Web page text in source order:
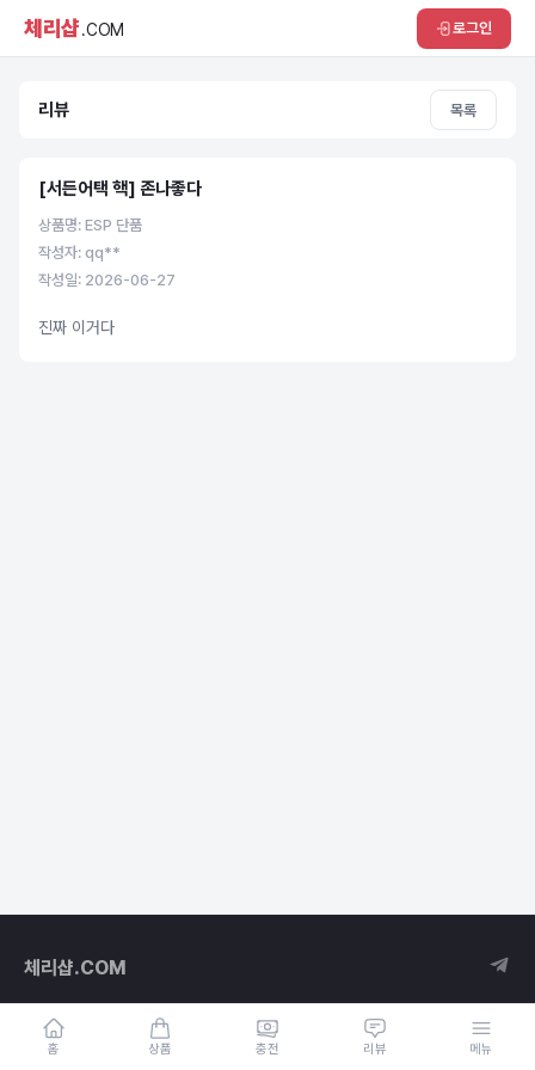
체리샵.COM 로그인
리뷰 목록
[서든어택 핵] 존나좋다
상품명: ESP 단품
작성자: qq**
작성일: 2026-06-27
진짜 이거다
홈 상품 충전 리뷰 메뉴
체리샵.COM